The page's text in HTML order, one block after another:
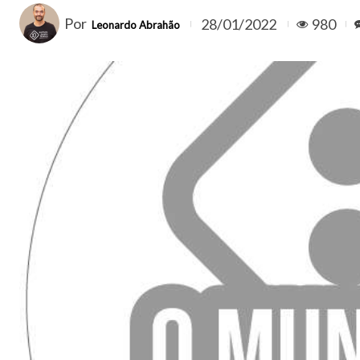
Por Leonardo Abrahão 28/01/2022 980